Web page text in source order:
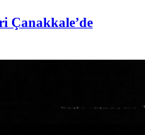
Çanakkale’de